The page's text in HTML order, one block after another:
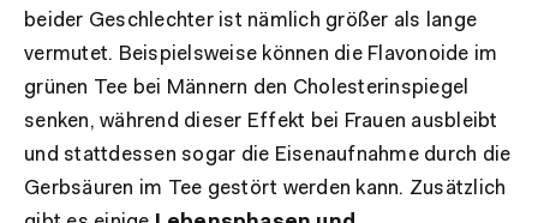
beider Geschlechter ist nämlich größer als lange
vermutet. Beispielsweise können die Flavonoide im
grünen Tee bei Männern den Cholesterinspiegel
senken, während dieser Effekt bei Frauen ausbleibt
und stattdessen sogar die Eisenaufnahme durch die
Gerbsäuren im Tee gestört werden kann. Zusätzlich